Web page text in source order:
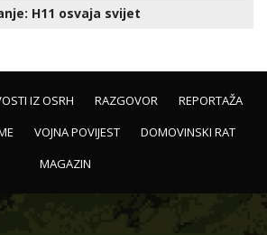
H11 osvaja svijet
IZ OSRH RAZGOVOR
REPORTAŽA
VOJNA POVIJEST
DOMOVINSKI RAT
MAGAZIN